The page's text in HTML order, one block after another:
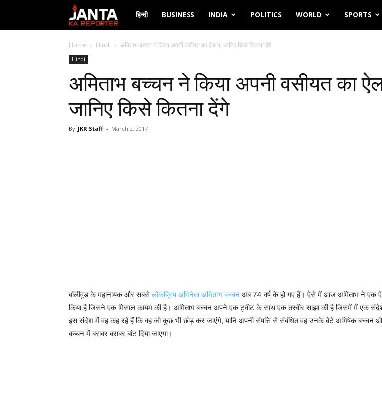
Janta
Ka
हिन्दी BUSINESS INDIA POLITICS WORLD SPORTS
Home Hindi अमिताभ बच्चन ने किया अपनी वसीयत का ऐलान, जानिए किसे कितना देंगे
Hindi
अमिताभ बच्चन ने किया अपनी वसीयत का
जानिए किसे कितना देंगे
By JKR Staff - March 2, 2017
बॉलीवुड के महानायक और सबसेलोकप्रिय अभिनेता अमिताभ बच्चन अब 74 वर्ष के हो गए हैं। ऐसे में आज अमिताभ ने एक
किया है जिसने एक मिसाल कायम की है। अमिताभ बच्चन अपने एक ट्वीट के साथ एक तस्वीर साझा की है जिसमें में एक
इस संदेश में वह कह रहे हैं कि वह जो कुछ भी छोड़ कर जाएंगे, यानि अपनी संपत्ति से संबंधित वह उनके बेटे अभिषेक बच्चन
बच्चन में बराबर बराबर बांट दिया जाएगा।